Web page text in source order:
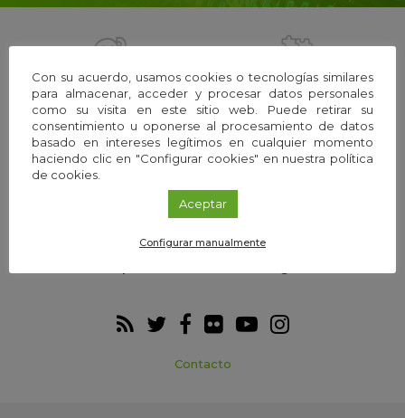
La Fundación Equipo
Webs temáticas
Contacto
Con su acuerdo, usamos cookies o tecnologías similares
para almacenar, acceder y procesar datos personales
como su visita en este sitio web. Puede retirar su
consentimiento u oponerse al procesamiento de datos
basado en intereses legítimos en cualquier momento
haciendo clic en "Configurar cookies" en nuestra política
de cookies.
Aceptar
Configurar manualmente